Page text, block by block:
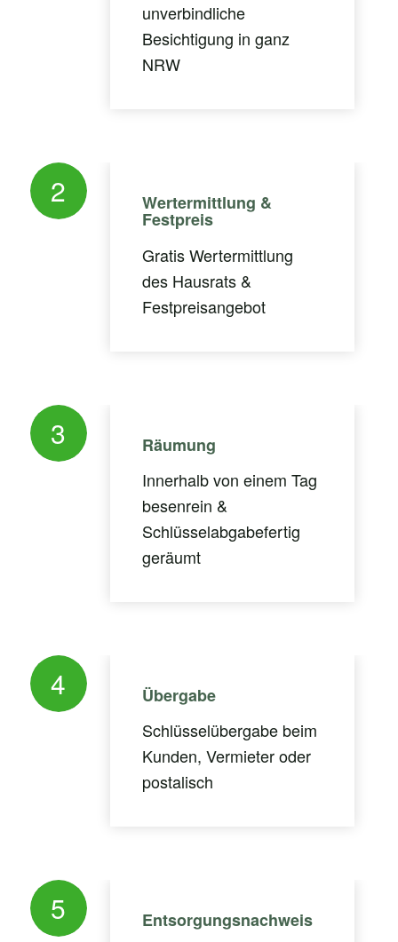
unverbindliche
Besichtigung in ganz
NRW
2 Wertermittlung &
Festpreis
Gratis Wertermittlung
des Hausrats &
Festpreisangebot
3
Räumung
Innerhalb von einem Tag
besenrein &
Schlüsselabgabefertig
geräumt
4
Übergabe
Schlüsselübergabe beim
Kunden, Vermieter oder
postalisch
5
Entsorgungsnachweis